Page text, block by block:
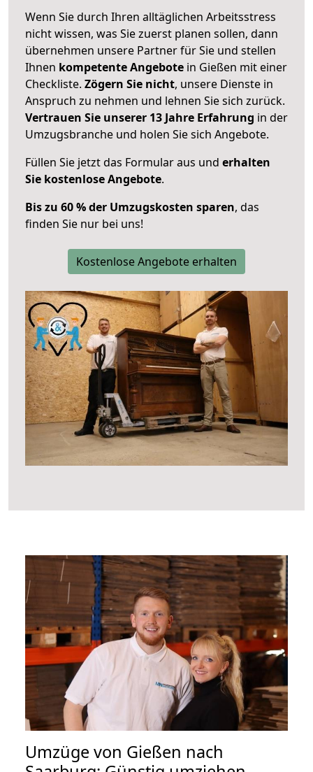
Wenn Sie durch Ihren alltäglichen Arbeitsstress
nicht wissen, was Sie zuerst planen sollen, dann
übernehmen unsere Partner für Sie und stellen
Ihnen kompetente Angebote in Gießen mit einer
Checkliste. Zögern Sie nicht, unsere Dienste in
Anspruch zu nehmen und lehnen Sie sich zurück.
Vertrauen Sie unserer 13 Jahre Erfahrung in der
Umzugsbranche und holen Sie sich Angebote.
Füllen Sie jetzt das Formular aus und erhalten
Sie kostenlose Angebote.
Bis zu 60 % der Umzugskosten sparen, das
finden Sie nur bei uns!
Kostenlose Angebote erhalten
Umzüge von Gießen nach